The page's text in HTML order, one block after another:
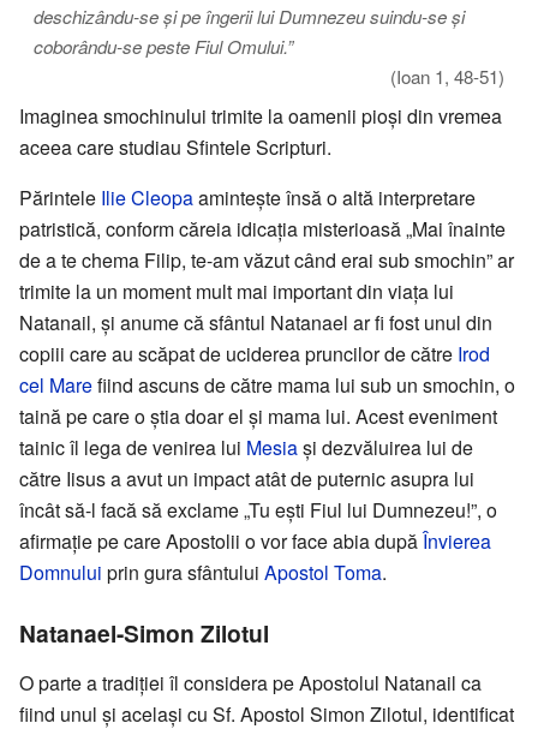
deschizându-se şi pe îngerii lui Dumnezeu suindu-se şi
coborându-se peste Fiul Omului.”
(Ioan 1, 48-51)
Imaginea smochinului trimite la oamenii pioși din vremea
aceea care studiau Sfintele Scripturi.
Părintele Ilie Cleopaamintește însă o altă interpretare
patristică, conform căreia idicația misterioasă „Mai înainte
de a te chema Filip, te-am văzut când erai sub smochin” ar
trimite la un moment mult mai important din viața lui
Natanail, și anume că sfântul Natanael ar fi fost unul din
copiii care au scăpat de uciderea pruncilor de către Irod
cel Marefiind ascuns de către mama lui sub un smochin, o
taină pe care o știa doar el și mama lui. Acest eveniment
tainic îl lega de venirea lui Mesiași dezvăluirea lui de
către Iisus a avut un impact atât de puternic asupra lui
încât să-l facă să exclame „Tu ești Fiul lui Dumnezeu!”, o
afirmație pe care Apostolii o vor face abia dupăÎnvierea
Domnului prin gura sfântului Apostol Toma.
Natanael-Simon Zilotul
O parte a tradiției îl considera pe Apostolul Natanail ca
fiind unul și același cu Sf. Apostol Simon Zilotul, identificat